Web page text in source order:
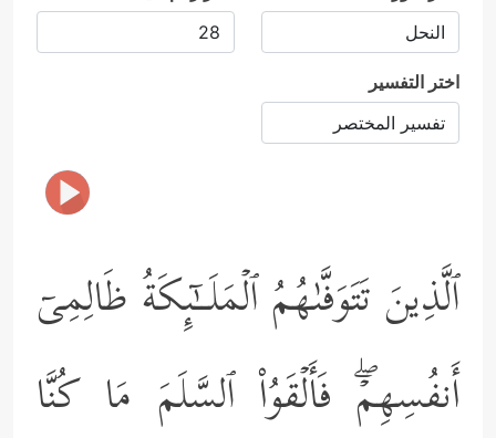
اختر التفسير
ٱلَّذِینَ تَتَوَفَّىٰهُمُ ٱلۡمَلَــٰۤىِٕكَةُ ظَالِمِیۤ
أَنفُسِهِمۡۖ فَأَلۡقَوُاْ ٱلسَّلَمَ مَا كُنَّا